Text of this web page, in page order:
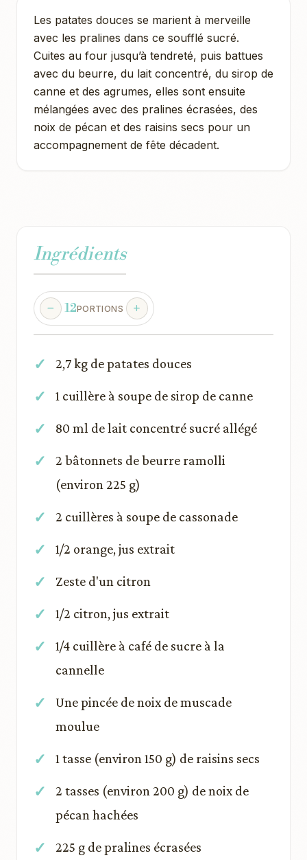
Les patates douces se marient à merveille
avec les pralines dans ce soufflé sucré.
Cuites au four jusqu’à tendreté, puis battues
avec du beurre, du lait concentré, du sirop de
canne et des agrumes, elles sont ensuite
mélangées avec des pralines écrasées, des
noix de pécan et des raisins secs pour un
accompagnement de fête décadent.
Ingrédients
12PORTIONS
2,7 kg de patates douces
1 cuillère à soupe de sirop de canne
80 ml de lait concentré sucré allégé
2 bâtonnets de beurre ramolli
(environ 225 g)
2 cuillères à soupe de cassonade
1/2 orange, jus extrait
Zeste d'un citron
1/2 citron, jus extrait
1/4 cuillère à café de sucre à la
cannelle
Une pincée de noix de muscade
moulue
1 tasse (environ 150 g) de raisins secs
2 tasses (environ 200 g) de noix de
pécan hachées
225 g de pralines écrasées